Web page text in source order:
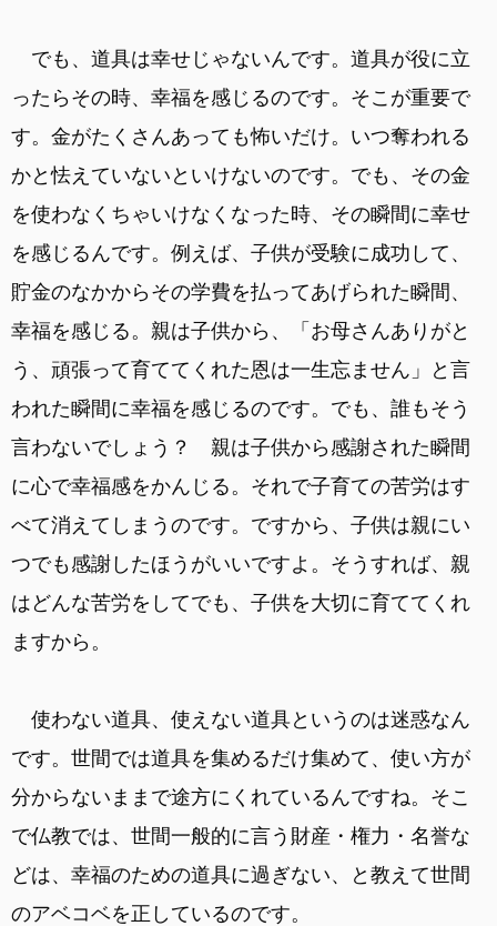
でも、道具は幸せじゃないんです。道具が役に立
ったらその時、幸福を感じるのです。そこが重要で
す。金がたくさんあっても怖いだけ。いつ奪われる
かと怯えていないといけないのです。でも、その金
を使わなくちゃいけなくなった時、その瞬間に幸せ
を感じるんです。例えば、子供が受験に成功して、
貯金のなかからその学費を払ってあげられた瞬間、
幸福を感じる。親は子供から、「お母さんありがと
う、頑張って育ててくれた恩は一生忘ません」と言
われた瞬間に幸福を感じるのです。でも、誰もそう
言わないでしょう？ 親は子供から感謝された瞬間
に心で幸福感をかんじる。それで子育ての苦労はす
べて消えてしまうのです。ですから、子供は親にい
つでも感謝したほうがいいですよ。そうすれば、親
はどんな苦労をしてでも、子供を大切に育ててくれ
ますから。
使わない道具、使えない道具というのは迷惑なん
です。世間では道具を集めるだけ集めて、使い方が
分からないままで途方にくれているんですね。そこ
で仏教では、世間一般的に言う財産・権力・名誉な
どは、幸福のための道具に過ぎない、と教えて世間
のアベコベを正しているのです。